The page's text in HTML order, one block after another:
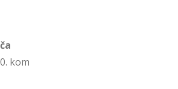
kom